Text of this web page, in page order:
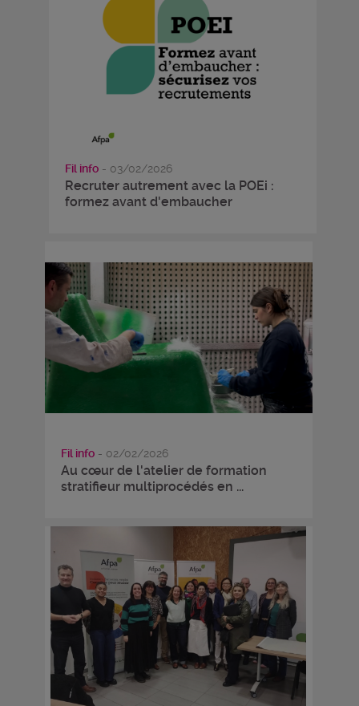
Fil info - 03/02/2026
Recruter autrement avec la POEi :
formez avant d'embaucher
Fil info - 02/02/2026
Au cœur de l'atelier de formation
stratifieur multiprocédés en ...